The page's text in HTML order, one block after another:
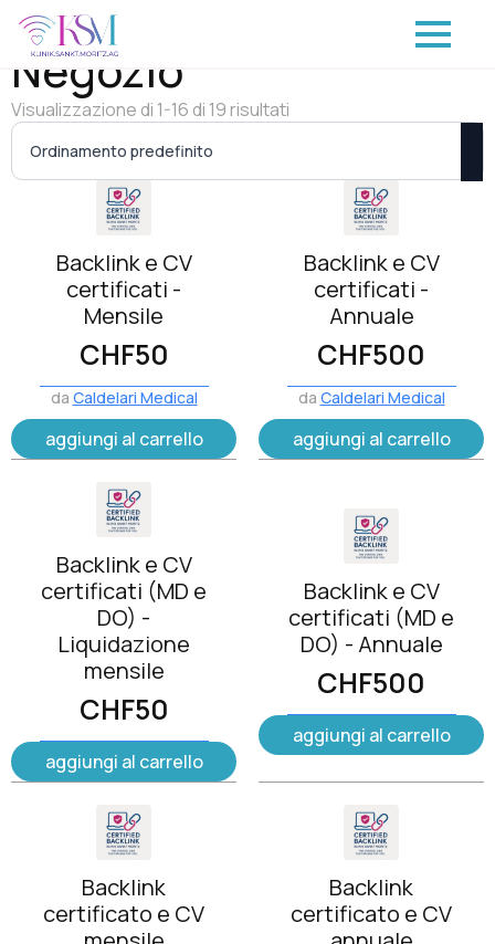
Negozio
Visualizzazione di 1-16 di 19 risultati
Backlink e CV
certificati -
Mensile
CHF50
da Caldelari Medical
aggiungi al carrello
Backlink e CV
certificati -
Annuale
CHF500
da Caldelari Medical
aggiungi al carrello
Backlink e CV
certificati (MD e
DO) -
Liquidazione
mensile
CHF50
aggiungi al carrello
Backlink e CV
certificati (MD e
DO) - Annuale
CHF500
aggiungi al carrello
Backlink
certificato e CV
Backlink
certificato e CV